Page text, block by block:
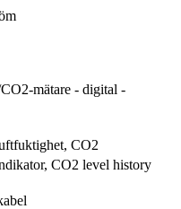
mätare - digital -
CO2
CO2 level history